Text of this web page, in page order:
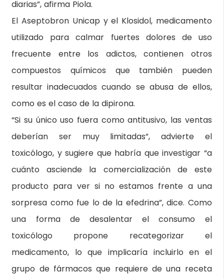
diarias”, afirma Piola.
El Aseptobron Unicap y el Klosidol, medicamento
utilizado para calmar fuertes dolores de uso
frecuente entre los adictos, contienen otros
compuestos químicos que también pueden
resultar inadecuados cuando se abusa de ellos,
como es el caso de la dipirona.
“Si su único uso fuera como antitusivo, las ventas
deberían ser muy limitadas”, advierte el
toxicólogo, y sugiere que habría que investigar “a
cuánto asciende la comercialización de este
producto para ver si no estamos frente a una
sorpresa como fue lo de la efedrina”, dice. Como
una forma de desalentar el consumo el
toxicólogo propone recategorizar el
medicamento, lo que implicaría incluirlo en el
grupo de fármacos que requiere de una receta